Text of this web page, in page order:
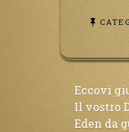
Eccovi
Il vostro
Eden da